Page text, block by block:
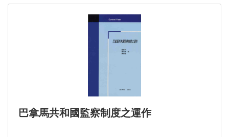
巴拿馬共和國監察制度之運作